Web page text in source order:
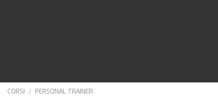
CORSI / PERSONAL TRAINER